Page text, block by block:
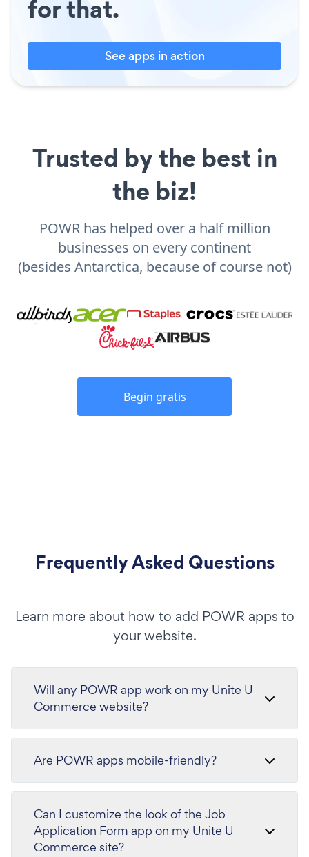
for that.
See apps in action
Trusted by the best in
the biz!
POWR has helped over a half million
businesses on every continent
(besides Antarctica, because of course not)
Begin gratis
Frequently Asked Questions
Learn more about how to add POWR apps to
your website.
Will any POWR app work on my Unite U
Commerce website?
Are POWR apps mobile-friendly?
Can I customize the look of the Job
Application Form app on my Unite U
Commerce site?